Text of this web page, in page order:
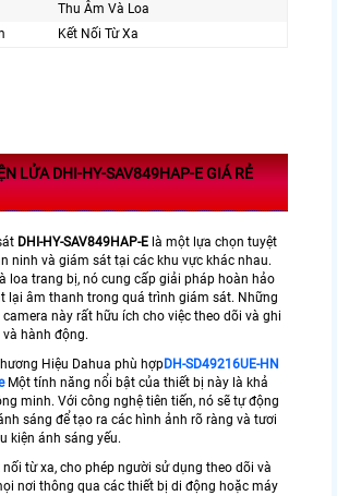
Thu Âm Và Loa
Kết Nối Từ Xa
LỬA DHI-HY-SAV849HAP-E GIÁ RẺ
DHI-HY-SAV849HAP-E là một lựa chọn tuyệt
ninh và giám sát tại các khu vực khác nhau.
loa trang bị, nó cung cấp giải pháp hoàn hảo
lại âm thanh trong quá trình giám sát. Những
này rất hữu ích cho việc theo dõi và ghi
và hành động.
Hiệu Dahua phù hợpDH-SD49216UE-HN
Một tính năng nổi bật của thiết bị này là khả
minh. Với công nghệ tiên tiến, nó sẽ tự động
sáng để tạo ra các hình ảnh rõ ràng và tươi
kiện ánh sáng yếu.
từ xa, cho phép người sử dụng theo dõi và
nơi thông qua các thiết bị di động hoặc máy